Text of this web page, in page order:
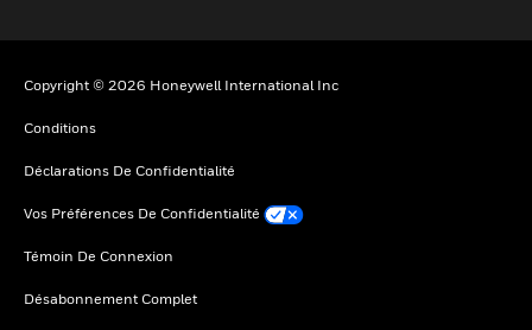
Copyright © 2026 Honeywell International Inc
Conditions
Déclarations De Confidentialité
Vos Préférences De Confidentialité
Témoin De Connexion
Désabonnement Complet